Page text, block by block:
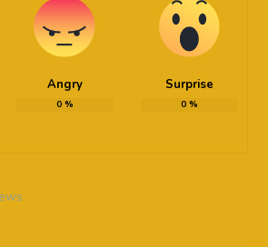
Angry
0%
Surprise
0%